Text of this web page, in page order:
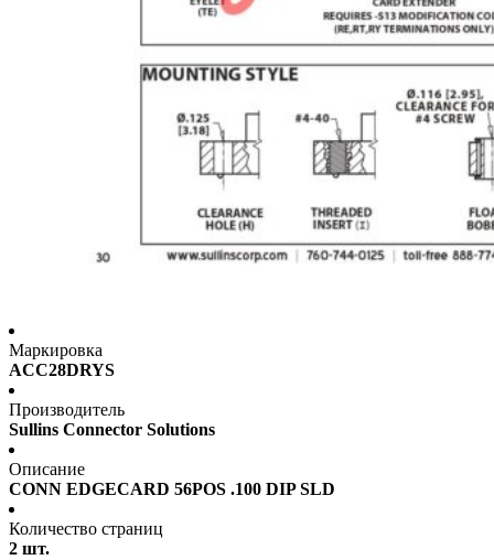
Маркировка
ACC28DRYS
Производитель
Sullins Connector Solutions
Описание
CONN EDGECARD 56POS .100 DIP SLD
Количество страниц
2 шт.